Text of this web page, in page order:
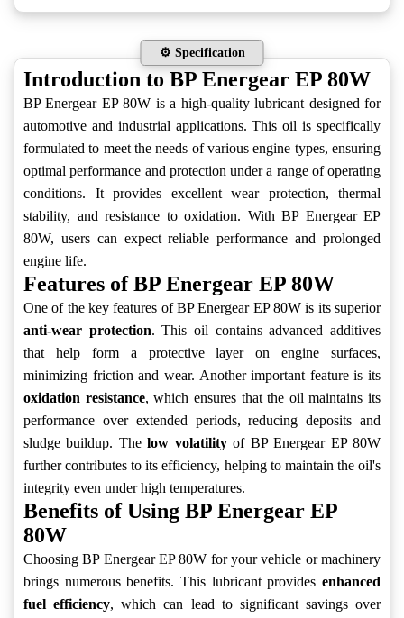
⚙️ Specification
Introduction to BP Energear EP 80W
BP Energear EP 80W is a high-quality lubricant designed for
automotive and industrial applications. This oil is specifically
formulated to meet the needs of various engine types, ensuring
optimal performance and protection under a range of operating
conditions. It provides excellent wear protection, thermal
stability, and resistance to oxidation. With BP Energear EP
80W, users can expect reliable performance and prolonged
engine life.
Features of BP Energear EP 80W
One of the key features of BP Energear EP 80W is its superior
anti-wear protection. This oil contains advanced additives
that help form a protective layer on engine surfaces,
minimizing friction and wear. Another important feature is its
oxidation resistance, which ensures that the oil maintains its
performance over extended periods, reducing deposits and
sludge buildup. Thelow volatilityof BP Energear EP 80W
further contributes to its efficiency, helping to maintain the oil's
integrity even under high temperatures.
Benefits of Using BP Energear EP
80W
Choosing BP Energear EP 80W for your vehicle or machinery
brings numerous benefits. This lubricant provides enhanced
fuel efficiency, which can lead to significant savings over